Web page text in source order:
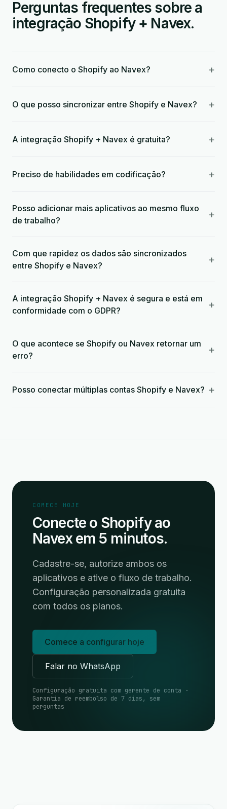
Perguntas frequentes sobre a
integração Shopify + Navex.
Como conecto o Shopify ao Navex? +
O que posso sincronizar entre Shopify e Navex? +
A integração Shopify + Navex é gratuita? +
Preciso de habilidades em codificação? +
Posso adicionar mais aplicativos ao mesmo fluxo
de trabalho?
+
Com que rapidez os dados são sincronizados
entre Shopify e Navex?
+
A integração Shopify + Navex é segura e está em
conformidade com o GDPR?
+
O que acontece se Shopify ou Navex retornar um
erro?
+
Posso conectar múltiplas contas Shopify e Navex? +
COMECE HOJE
Conecte o Shopify ao
Navex em 5 minutos.
Cadastre-se, autorize ambos os
aplicativos e ative o fluxo de trabalho.
Configuração personalizada gratuita
com todos os planos.
Comece a configurar hoje
Falar no WhatsApp
Configuração gratuita com gerente de conta ·
Garantia de reembolso de 7 dias, sem
perguntas